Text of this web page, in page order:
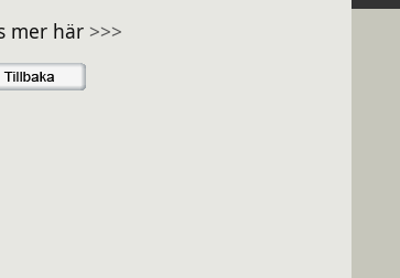
mer här >>>